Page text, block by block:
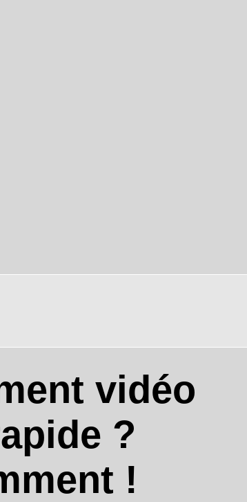
vidéo
?
!